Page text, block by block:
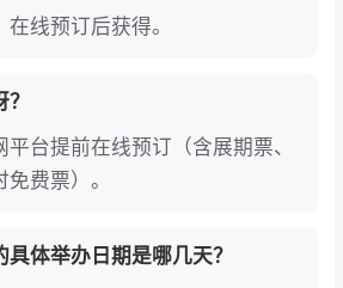
线预订后获得。
平台提前在线预订（含展期票、
费票）。
体举办日期是哪几天？